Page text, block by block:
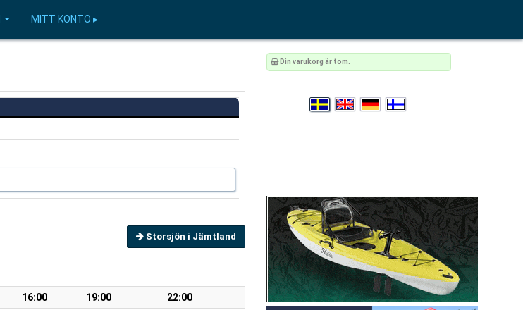
MITT KONTO ▸
Storsjön i Jämtland
16:00 19:00
22:00
Din varukorg är tom.